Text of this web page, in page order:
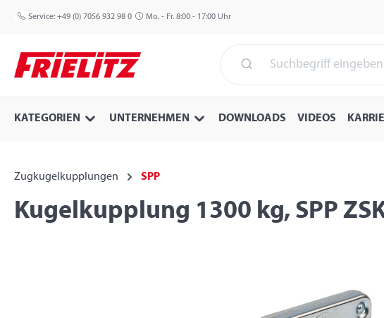
Hauptinhalt springen
Zur Suche springen
Zur Hauptnavigation springen
Service: +49 (0) 7056 932 98 0 Mo. - Fr. 8:00 - 17:00 Uhr
KATEGORIEN UNTERNEHMEN DOWNLOADS VIDEOS
Zugkugelkupplungen SPP
Kugelkupplung 1300 kg, SPP